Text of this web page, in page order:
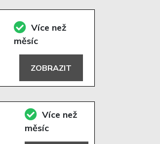
Více než
měsíc
ZOBRAZIT
Více než
měsíc